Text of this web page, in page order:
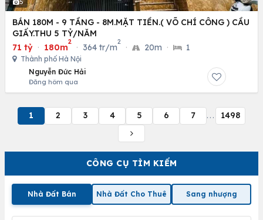
CÔNG CỤ TÌM KIẾM
Nhà Đất Bán Nhà Đất Cho Thuê Sang nhượng
5
BÁN 180M - 9 TẦNG - 8M.MẶT TIỀN.( VÕ CHÍ CÔNG ) CẦU
GIẤY.THU 5 TỶ/NĂM
71 tỷ · 180m
2
· 364 tr/m
2
· 20m · 1
Thành phố Hà Nội
Nguyễn Đức Hải
Đăng hôm qua
1 2 3 4 5 6 7 ... 1498